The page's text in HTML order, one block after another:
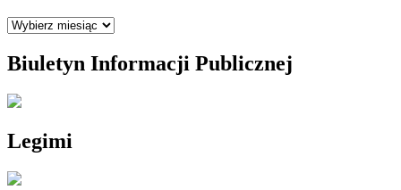
Archiwum
Biuletyn Informacji Publicznej
Legimi